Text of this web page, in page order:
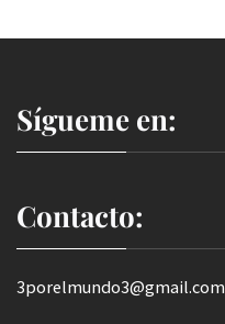
Sígueme en:
Contacto:
3porelmundo3@gmail.com